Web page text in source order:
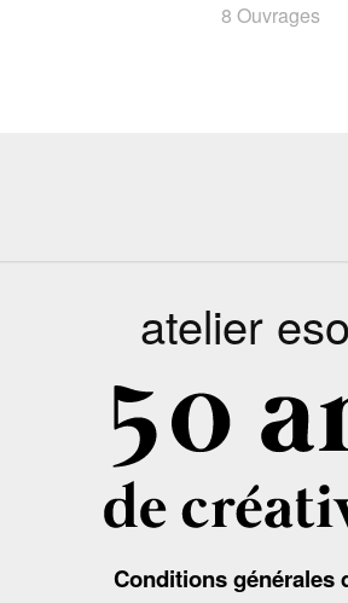
8 Ouvrages
atelier
Conditions générales